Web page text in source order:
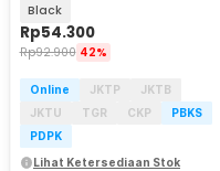
Black
Rp54.300
Rp92.900 42%
Online JKTP
JKTB
JKTU
TGR CKP
PBKS
PDPK
Lihat Ketersediaan Stok